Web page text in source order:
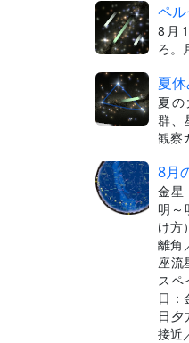
ペ
8月
ろ。
夏
夏
群、
観察
8月
金星
明～
け方
離角
座流
スペ
日：
日夕
接近